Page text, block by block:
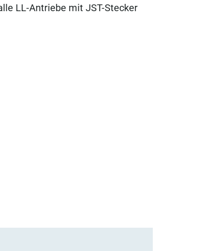
LL-Antriebe mit JST-Stecker